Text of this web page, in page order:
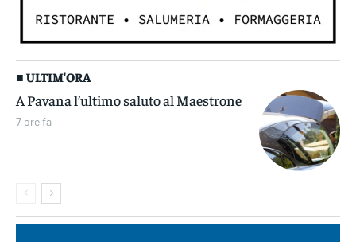
■ ULTIM'ORA
A Pavana l’ultimo saluto al Maestrone
7 ore fa